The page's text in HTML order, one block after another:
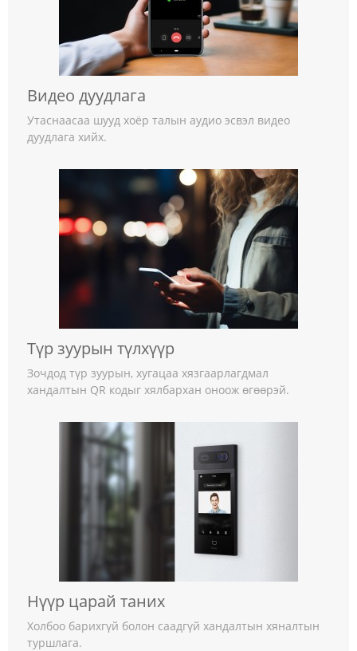
Видео дуудлага
Утаснаасаа шууд хоёр талын аудио эсвэл видео
дуудлага хийх.
Түр зуурын түлхүүр
Зочдод түр зуурын, хугацаа хязгаарлагдмал
хандалтын QR кодыг хялбархан оноож өгөөрэй.
Нүүр царай таних
Холбоо барихгүй болон саадгүй хандалтын хяналтын
туршлага.